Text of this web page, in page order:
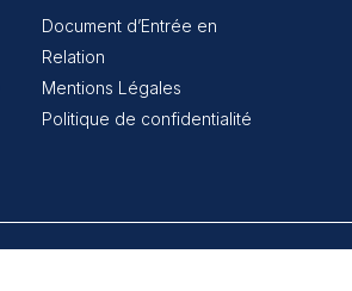
Document d’Entrée en
Relation
Mentions Légales
Politique de confidentialité